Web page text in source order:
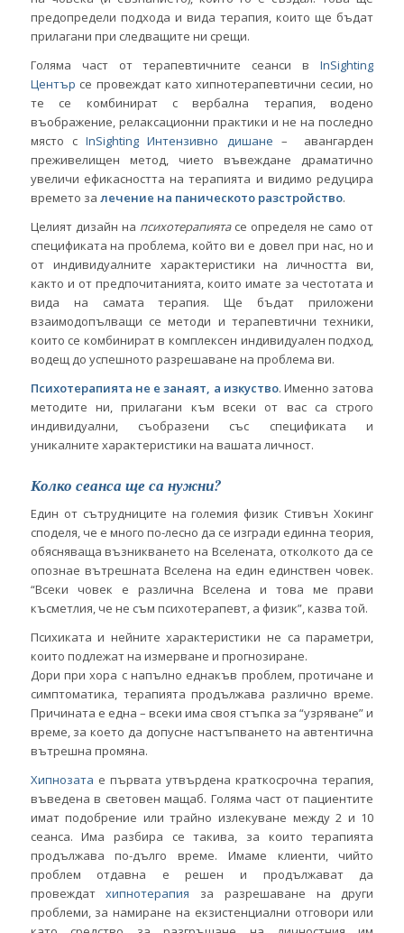
предопредели подхода и вида терапия, които ще бъдат
прилагани при следващите ни срещи.
Голяма част от терапевтичните сеанси вInSighting
Център се провеждат като хипнотерапевтични сесии, но
те се комбинират с вербална терапия, водено
въображение, релаксационни практики и не на последно
място сInSighting Интензивно дишане – авангарден
преживелищен метод, чието въвеждане драматично
увеличи ефикасността на терапията и видимо редуцира
времето за лечение на паническото разстройство.
Целият дизайн на психотерапиятасе определя не само от
спецификата на проблема, който ви е довел при нас, но и
от индивидуалните характеристики на личността ви,
както и от предпочитанията, които имате за честотата и
вида на самата терапия. Ще бъдат приложени
взаимодопълващи се методи и терапевтични техники,
които се комбинират в комплексен индивидуален подход,
водещ до успешното разрешаване на проблема ви.
Психотерапията не е занаят, а изкуство. Именно затова
методите ни, прилагани към всеки от вас са строго
индивидуални, съобразени със спецификата и
уникалните характеристики на вашата личност.
Колко сеанса ще са нужни?
Един от сътрудниците на големия физик Стивън Хокинг
споделя, че е много по-лесно да се изгради единна теория,
обясняваща възникването на Вселената, отколкото да се
опознае вътрешната Вселена на един единствен човек.
“Всеки човек е различна Вселена и това ме прави
късметлия, че не съм психотерапевт, а физик”, казва той.
Психиката и нейните характеристики не са параметри,
които подлежат на измерване и прогнозиране.
Дори при хора с напълно еднакъв проблем, протичане и
симптоматика, терапията продължава различно време.
Причината е една – всеки има своя стъпка за “узряване” и
време, за което да допусне настъпването на автентична
вътрешна промяна.
Хипнозата е първата утвърдена краткосрочна терапия,
въведена в световен мащаб. Голяма част от пациентите
имат подобрение или трайно излекуване между 2 и 10
сеанса. Има разбира се такива, за които терапията
продължава по-дълго време. Имаме клиенти, чийто
проблем отдавна е решен и продължават да
провеждатхипнотерапия за разрешаване на други
проблеми, за намиране на екзистенциални отговори или